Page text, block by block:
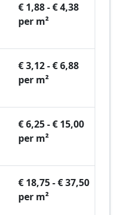
€ 1,88 - € 4,38
per m²
€ 3,12 - € 6,88
per m²
€ 6,25 - € 15,00
per m²
€ 18,75 - € 37,50
per m²